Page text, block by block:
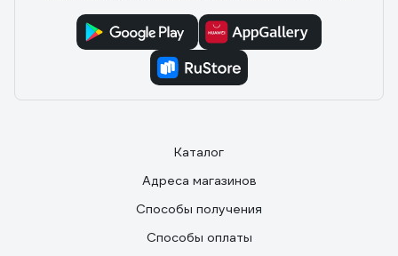
Каталог
Адреса магазинов
Способы получения
Способы оплаты